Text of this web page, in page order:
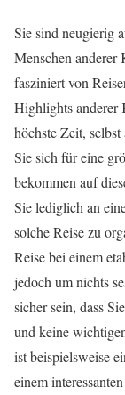
Sie sind neugierig
Menschen anderer
fasziniert von
Highlights anderer
höchste Zeit,
Sie sich für eine
bekommen auf
Sie lediglich an
solche Reise zu
Reise bei einem
jedoch um nichts
sicher sein, dass
und keine
ist beispielsweise
einem